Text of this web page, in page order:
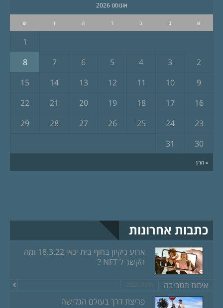
אוגוסט 2026
א ב ג ד ה ו ש
« מרץ
1
2
3
4
5
6
7
8
9
10
11
12
13
14
15
16
17
18
19
20
21
22
23
24
25
26
27
28
29
30
31
כתבות אחרונות
ארוע ניקיון בחוף בית ינאי 18.3.22 ומה
הקשר ל NFT ?
איכות הסביבה מרץ 8, 2022
פריצת דרך בעולם הגלישה